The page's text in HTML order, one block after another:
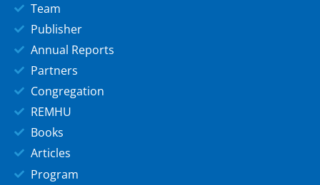
Team
Publisher
Annual Reports
Partners
Congregation
REMHU
Books
Articles
Program